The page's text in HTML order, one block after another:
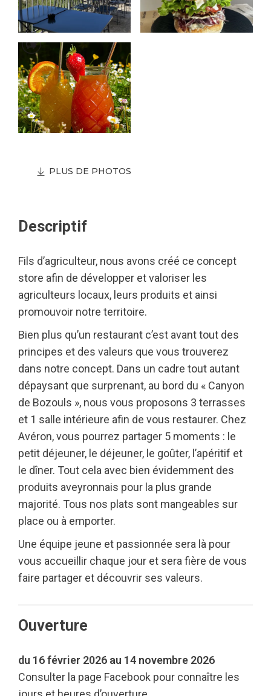
PLUS DE PHOTOS
Descriptif
Fils d’agriculteur, nous avons créé ce concept
store afin de développer et valoriser les
agriculteurs locaux, leurs produits et ainsi
promouvoir notre territoire.
Bien plus qu’un restaurant c’est avant tout des
principes et des valeurs que vous trouverez
dans notre concept. Dans un cadre tout autant
dépaysant que surprenant, au bord du « Canyon
de Bozouls », nous vous proposons 3 terrasses
et 1 salle intérieure afin de vous restaurer. Chez
Avéron, vous pourrez partager 5 moments : le
petit déjeuner, le déjeuner, le goûter, l’apéritif et
le dîner. Tout cela avec bien évidemment des
produits aveyronnais pour la plus grande
majorité. Tous nos plats sont mangeables sur
place ou à emporter.
Une équipe jeune et passionnée sera là pour
vous accueillir chaque jour et sera fière de vous
faire partager et découvrir ses valeurs.
Ouverture
du 16 février 2026 au 14 novembre 2026
Consulter la page Facebook pour connaître les